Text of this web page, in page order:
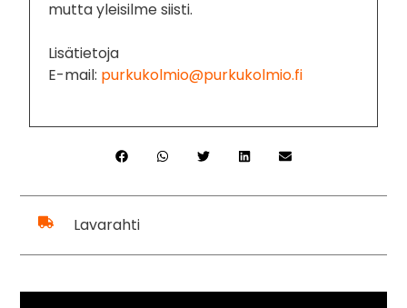
mutta yleisilme siisti.
Lisätietoja
E-mail: purkukolmio@purkukolmio.fi
Lavarahti